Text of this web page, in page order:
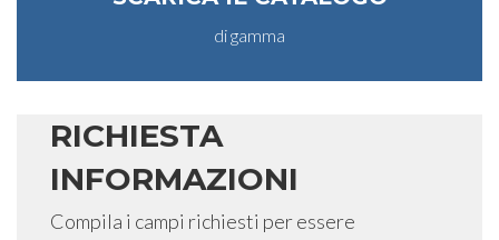
di gamma
RICHIESTA
INFORMAZIONI
Compila i campi richiesti per essere